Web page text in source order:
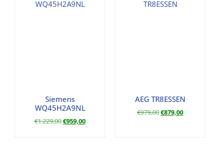
Siemens
WQ45H2A9NL
€1.229,00€959,00
AEG TR8ESSEN
€979,00€879,00